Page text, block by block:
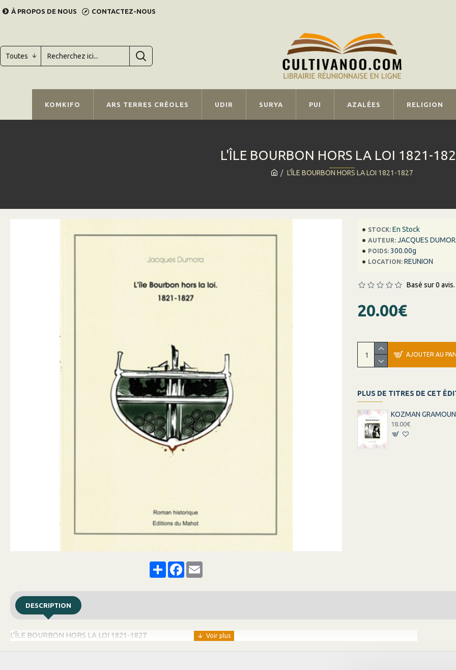
À PROPOS DE NOUS CONTACTEZ-NOUS
Toutes
KOMKIFO ARS TERRES CRÉOLES UDIR SURYA PUI AZALÉES RELIGION
L'ÎLE BOURBON HORS LA LOI 1821-1827
L'ÎLE BOURBON HORS LA LOI 1821-
ShareFacebook
Email
STOCK: En Stock
AUTEUR: JACQUES
POIDS: 300.00g
LOCATION: REUNION
Basé sur 0 avis.
20.00€
AJOUTER AU
PLUS DE TITRES DE CET
KOZMAN GRAMOUN
18.00€
DESCRIPTION
L'ÎLE BOURBON HORS LA LOI 1821-1827